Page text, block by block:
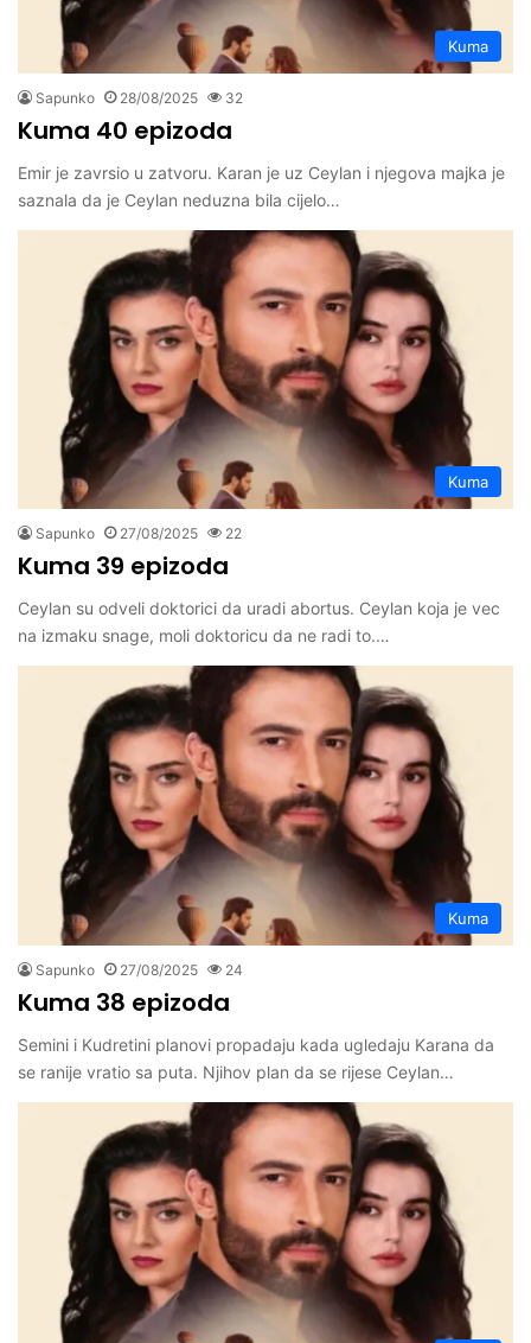
Kuma
Sapunko 28/08/2025 32
Kuma 40 epizoda
Emir je zavrsio u zatvoru. Karan je uz Ceylan i njegova majka je
saznala da je Ceylan neduzna bila cijelo…
Kuma
Sapunko 27/08/2025 22
Kuma 39 epizoda
Ceylan su odveli doktorici da uradi abortus. Ceylan koja je vec
na izmaku snage, moli doktoricu da ne radi to.…
Kuma
Sapunko 27/08/2025 24
Kuma 38 epizoda
Semini i Kudretini planovi propadaju kada ugledaju Karana da
se ranije vratio sa puta. Njihov plan da se rijese Ceylan…